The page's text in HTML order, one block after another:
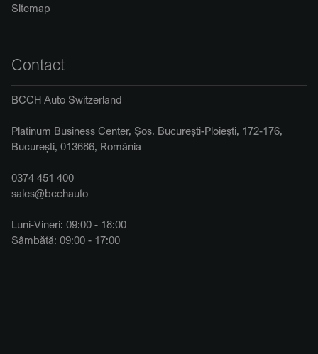
Sitemap
Contact
BCCH Auto Switzerland
Platinum Business Center, Șos. București-Ploiești, 172-176,
București, 013686, România
0374 451 400
sales@bcchauto
Luni-Vineri: 09:00 - 18:00
Sâmbătă: 09:00 - 17:00